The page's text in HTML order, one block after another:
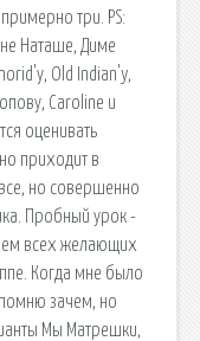
три. PS:
Наташе, Диме
Old Indian'y,
Caroline и
оценивать
приходит в
но совершенно
Пробный урок -
всех желающих
Когда мне было
зачем, но
Мы Матрешки,